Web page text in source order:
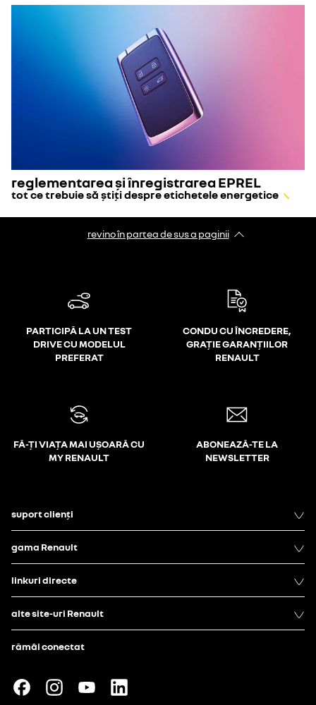
reglementarea și înregistrarea EPREL
tot ce trebuie să știți despre etichetele energetice
revino în partea de sus a paginii
PARTICIPĂ LA UN TEST
DRIVE CU MODELUL
PREFERAT
CONDU CU ÎNCREDERE,
GRAȚIE GARANȚIILOR
RENAULT
FĂ-ȚI VIAȚA MAI UȘOARĂ CU
MY RENAULT
ABONEAZĂ-TE LA
NEWSLETTER
suport clienți
gama Renault
linkuri directe
alte site-uri Renault
rămâi conectat